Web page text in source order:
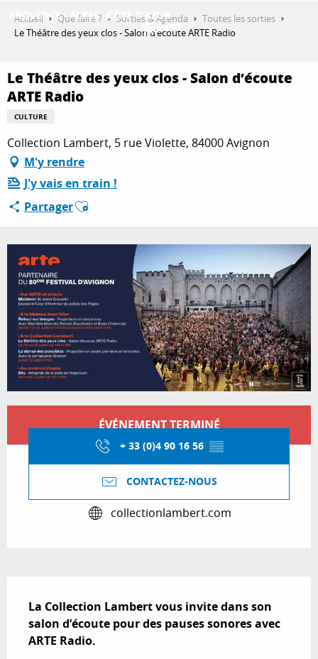
QUE FAIRE ?
SÉJOURNER
Accueil Que faire ? Sorties & Agenda
Toutes les sorties
Le Théâtre des yeux clos - Salon d’écoute ARTE Radio
Le Théâtre des yeux clos - Salon d’écoute
ARTE Radio
CULTURE
Collection Lambert, 5 rue Violette, 84000 Avignon
M'y rendre
J'y vais en train !
PartagerAjouter aux favoris
Ouverture et coordonnées
ÉVÉNEMENT TERMINÉ
+ 33 (0)4 90 16 56 ▒▒
CONTACTEZ-NOUS
collectionlambert.com
La Collection Lambert vous invite dans son
salon d’écoute pour des pauses sonores avec
ARTE Radio.